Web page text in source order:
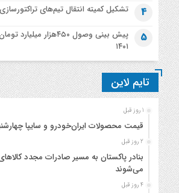
4 تشکیل کمیته انتقال تیم‌های
5
پیش بینی وصول ۴۵۰هزار
۱۴۰۱
تایم لاین
1 روز قبل
قیمت محصولات ایران‌خودرو و سایپا چهارشنبه ۱۴ مرداد
2 روز قبل
بنادر پاکستان به مسیر صادرات مجدد
می‌شوند
4 روز قبل